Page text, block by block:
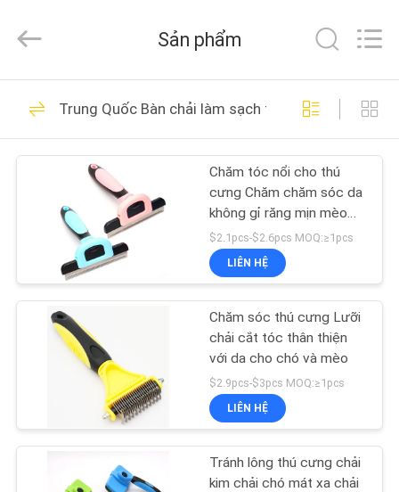
TRANG
CHỦ
PHẨM
VỀ
CHÚNG
QUAN
2026
Ningbo
Co.Ltd.
Reserved.
Dây xích vật nuôi có
thể thu vào
86
Dây xích cho thú
cưng
87
39
Sản phẩm
Trung Quốc Bàn chải làm sạch thú cưng
Chăm tóc nổi cho thú
cưng Chăm chăm sóc da
không gỉ răng mịn mèo
Chăm chăm sóc da di
động có thể tháo rời
$2.1pcs-$2.6pcs MOQ:≥1pcs
LIÊN HỆ
Chăm sóc thú cưng Lưỡi
chải cắt tóc thân thiện
với da cho chó và mèo
$2.9pcs-$3pcs MOQ:≥1pcs
LIÊN HỆ
Tránh lông thú cưng chải
kim chải chó mát xa chải